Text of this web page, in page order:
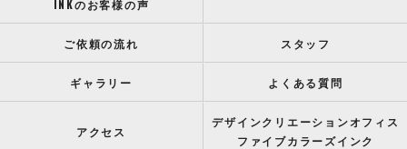
INKのお客様の声
ご依頼の流れ スタッフ
ギャラリー よくある質問
アクセス
デザインクリエーションオフィス
ファイブカラーズインク